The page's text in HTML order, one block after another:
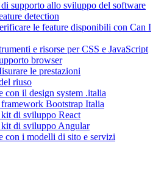
supporto allo sviluppo del software
detection
le feature disponibili con Can I
e risorse per CSS e JavaScript
browser
le prestazioni
riuso
con il design system .italia
Bootstrap Italia
di sviluppo React
di sviluppo Angular
con i modelli di sito e servizi